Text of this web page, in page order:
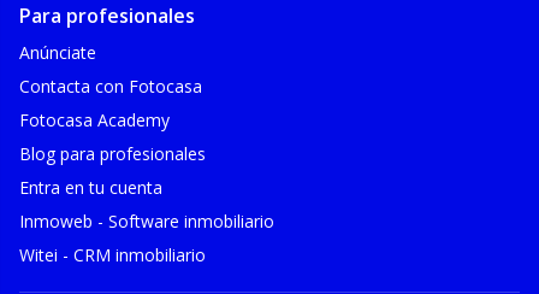
Para profesionales
Anúnciate
Contacta con Fotocasa
Fotocasa Academy
Blog para profesionales
Entra en tu cuenta
Inmoweb - Software inmobiliario
Witei - CRM inmobiliario